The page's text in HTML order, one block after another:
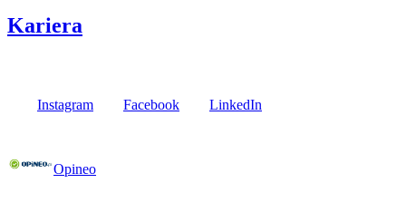
Kariera
Instagram Facebook LinkedIn
Opineo